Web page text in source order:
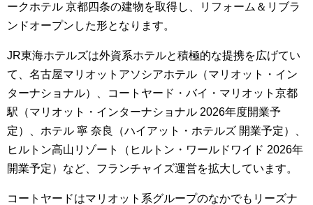
ークホテル 京都四条の建物を取得し、リフォーム＆リブラ
ンドオープンした形となります。
JR東海ホテルズは外資系ホテルと積極的な提携を広げてい
て、名古屋マリオットアソシアホテル（マリオット・イン
ターナショナル）、コートヤード・バイ・マリオット京都
駅（マリオット・インターナショナル 2026年度開業予
定）、ホテル 寧 奈良（ハイアット・ホテルズ 開業予定）、
ヒルトン高山リゾート（ヒルトン・ワールドワイド 2026年
開業予定）など、フランチャイズ運営を拡大しています。
コートヤードはマリオット系グループのなかでもリーズナ